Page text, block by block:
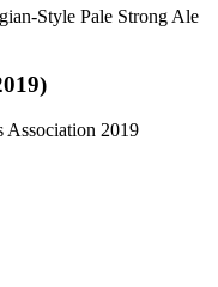
Style Pale Strong Ale
Association 2019